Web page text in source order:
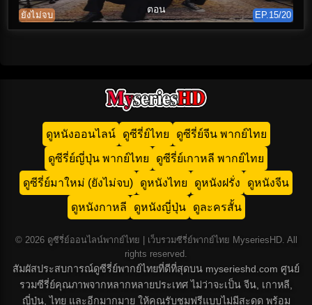
ตอน
ยังไม่จบ EP.15/20
ดูหนังออนไลน์ ดูซีรี่ย์ไทย ดูซีรี่ย์จีน พากย์ไทย
ดูซีรี่ย์ญี่ปุ่น พากย์ไทย ดูซีรี่ย์เกาหลี พากย์ไทย
ดูซีรี่ย์มาใหม่ (ยังไม่จบ) ดูหนังไทย ดูหนังฝรั่ง ดูหนังจีน
ดูหนังกาหลี ดูหนังญี่ปุ่น ดูละครสั้น
© 2026 ดูซีรี่ย์ออนไลน์พากย์ไทย | เว็บรวมซีรี่ย์พากย์ไทย MyseriesHD. All
rights reserved.
สัมผัสประสบการณ์ดูซีรี่ย์พากย์ไทยที่ดีที่สุดบน myserieshd.com ศูนย์
รวมซีรี่ย์คุณภาพจากหลากหลายประเทศ ไม่ว่าจะเป็น จีน, เกาหลี,
ญี่ปุ่น, ไทย และอีกมากมาย ให้คุณรับชมฟรีแบบไม่มีสะดุด พร้อม